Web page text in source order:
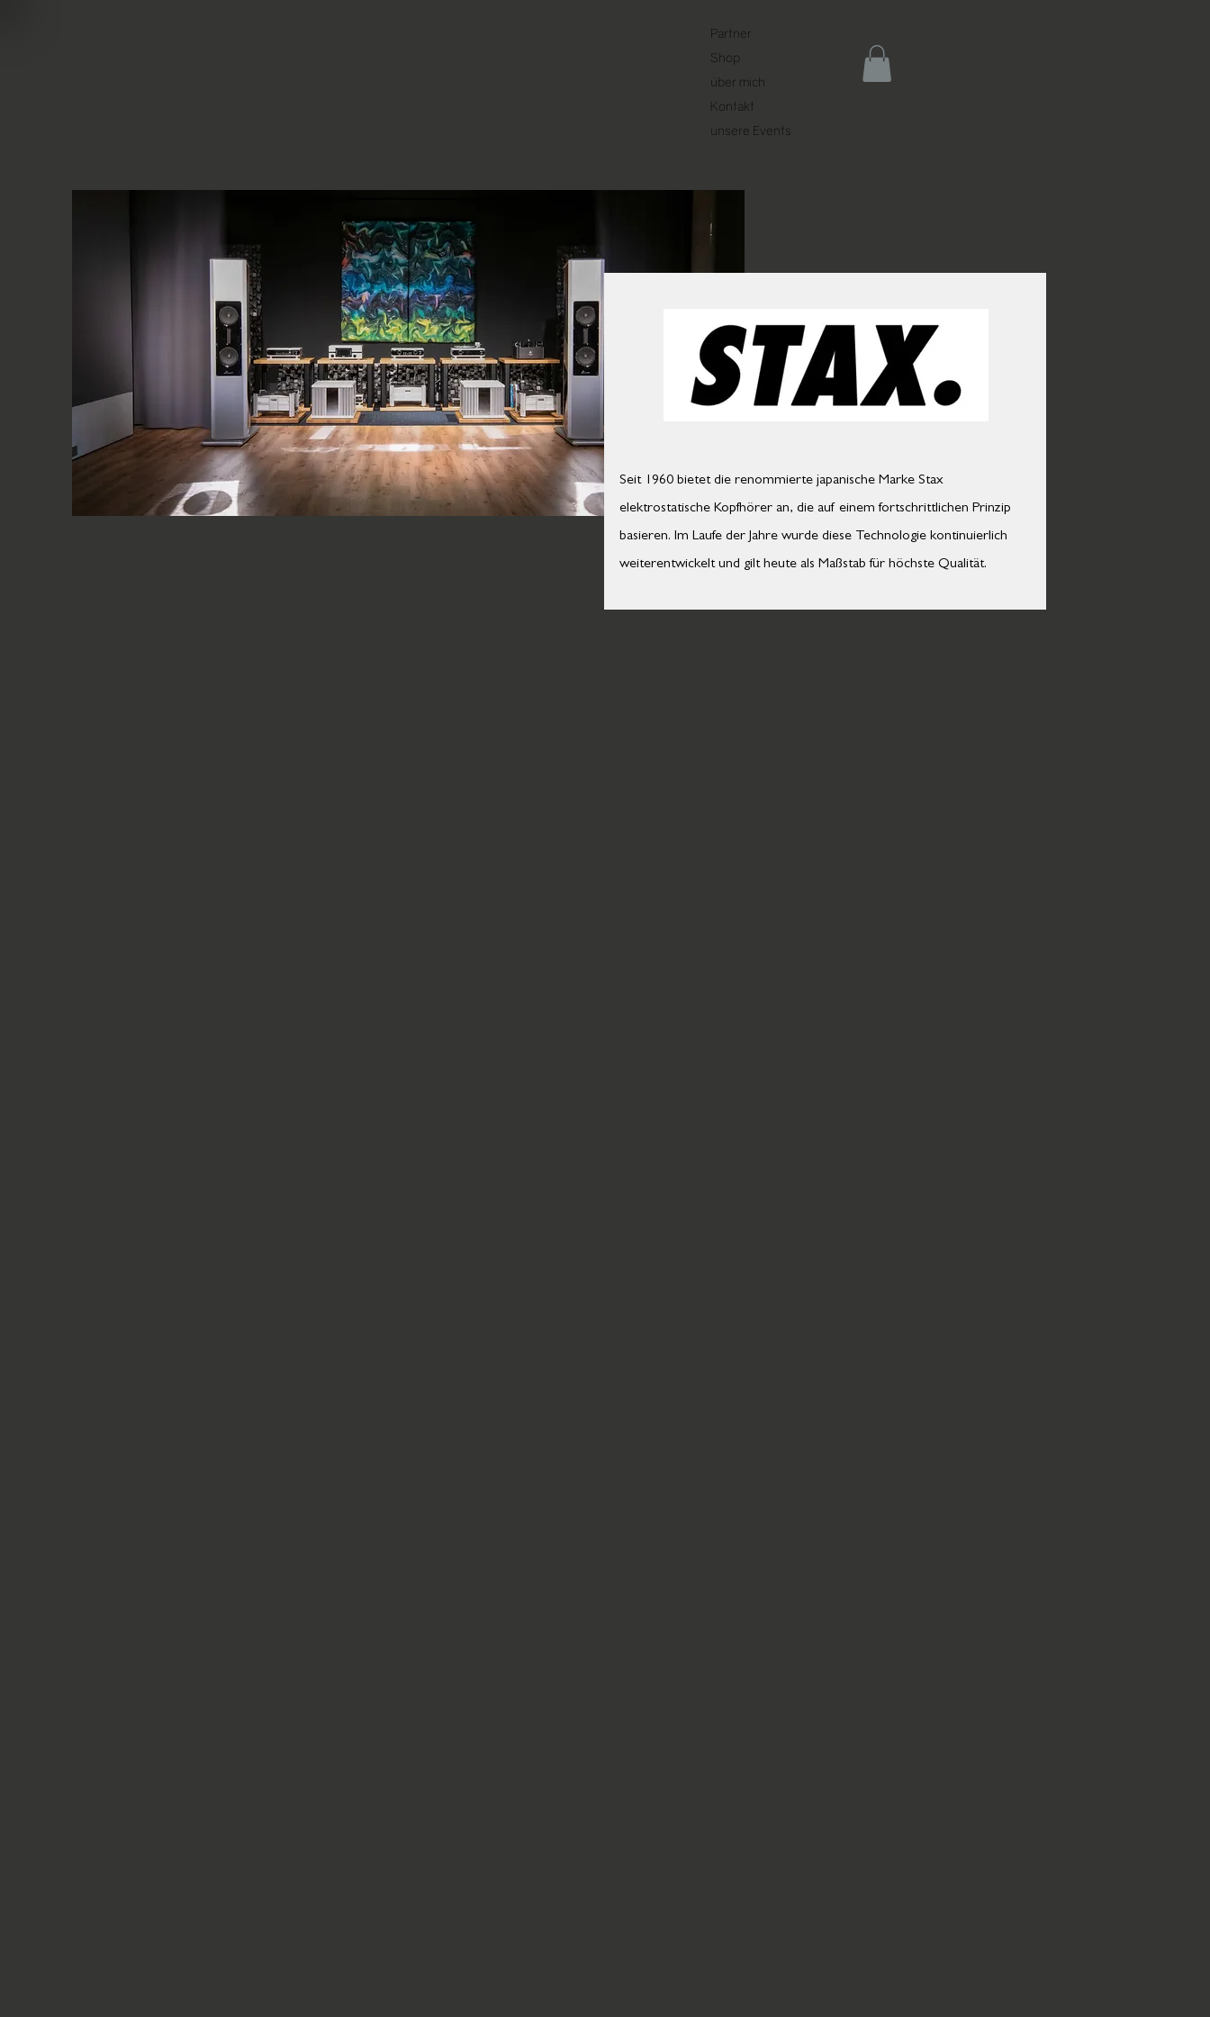
Partner
Shop
über mich
Kontakt
unsere Events
Seit 1960 bietet die renommierte japanische Marke Stax
elektrostatische Kopfhörer an, die auf einem fortschrittlichen Prinzip
basieren. Im Laufe der Jahre wurde diese Technologie kontinuierlich
weiterentwickelt und gilt heute als Maßstab für höchste Qualität.